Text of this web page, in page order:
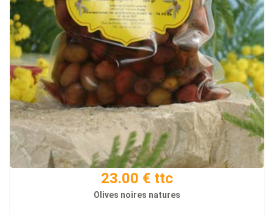
23.00 € ttc
Olives noires natures